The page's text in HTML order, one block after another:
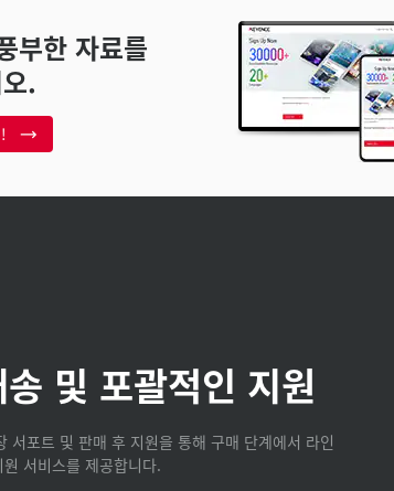
부한 자료를
.
및 포괄적인 지원
서포트 및 판매 후 지원을 통해 구매 단계에서 라인
서비스를 제공합니다.